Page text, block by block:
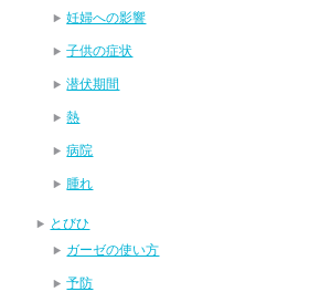
妊婦への影響
子供の症状
潜伏期間
熱
病院
腫れ
とびひ
ガーゼの使い方
予防